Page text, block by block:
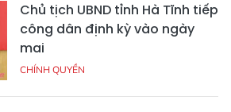
Chủ tịch UBND tỉnh Hà Tĩnh tiếp
công dân định kỳ vào ngày
mai
CHÍNH QUYỀN